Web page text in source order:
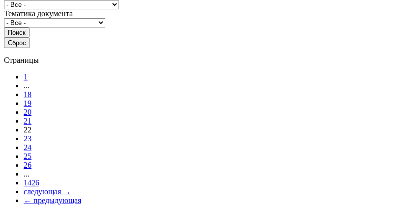
Тематика документа
Страницы
1
...
18
19
20
21
22
23
24
25
26
...
1426
следующая →
← предыдующая